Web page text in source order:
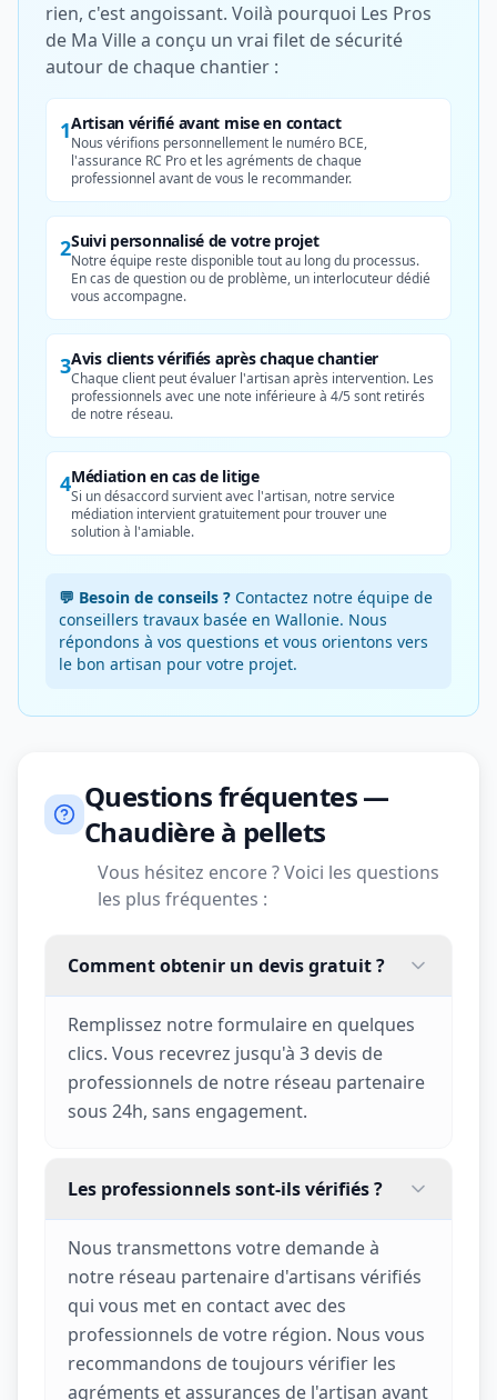
rien, c'est angoissant. Voilà pourquoi Les Pros
de Ma Ville a conçu un vrai filet de sécurité
autour de chaque chantier :
1Artisan vérifié avant mise en contact
Nous vérifions personnellement le numéro BCE,
l'assurance RC Pro et les agréments de chaque
professionnel avant de vous le recommander.
2Suivi personnalisé de votre projet
Notre équipe reste disponible tout au long du processus.
En cas de question ou de problème, un interlocuteur dédié
vous accompagne.
3Avis clients vérifiés après chaque chantier
Chaque client peut évaluer l'artisan après intervention. Les
professionnels avec une note inférieure à 4/5 sont retirés
de notre réseau.
4Médiation en cas de litige
Si un désaccord survient avec l'artisan, notre service
médiation intervient gratuitement pour trouver une
solution à l'amiable.
💬 Besoin de conseils ? Contactez notre équipe de
conseillers travaux basée en Wallonie. Nous
répondons à vos questions et vous orientons vers
le bon artisan pour votre projet.
Questions fréquentes —
Chaudière à pellets
Vous hésitez encore ? Voici les questions
les plus fréquentes :
Comment obtenir un devis gratuit ?
Remplissez notre formulaire en quelques
clics. Vous recevrez jusqu'à 3 devis de
professionnels de notre réseau partenaire
sous 24h, sans engagement.
Les professionnels sont-ils vérifiés ?
Nous transmettons votre demande à
notre réseau partenaire d'artisans vérifiés
qui vous met en contact avec des
professionnels de votre région. Nous vous
recommandons de toujours vérifier les
agréments et assurances de l'artisan avant